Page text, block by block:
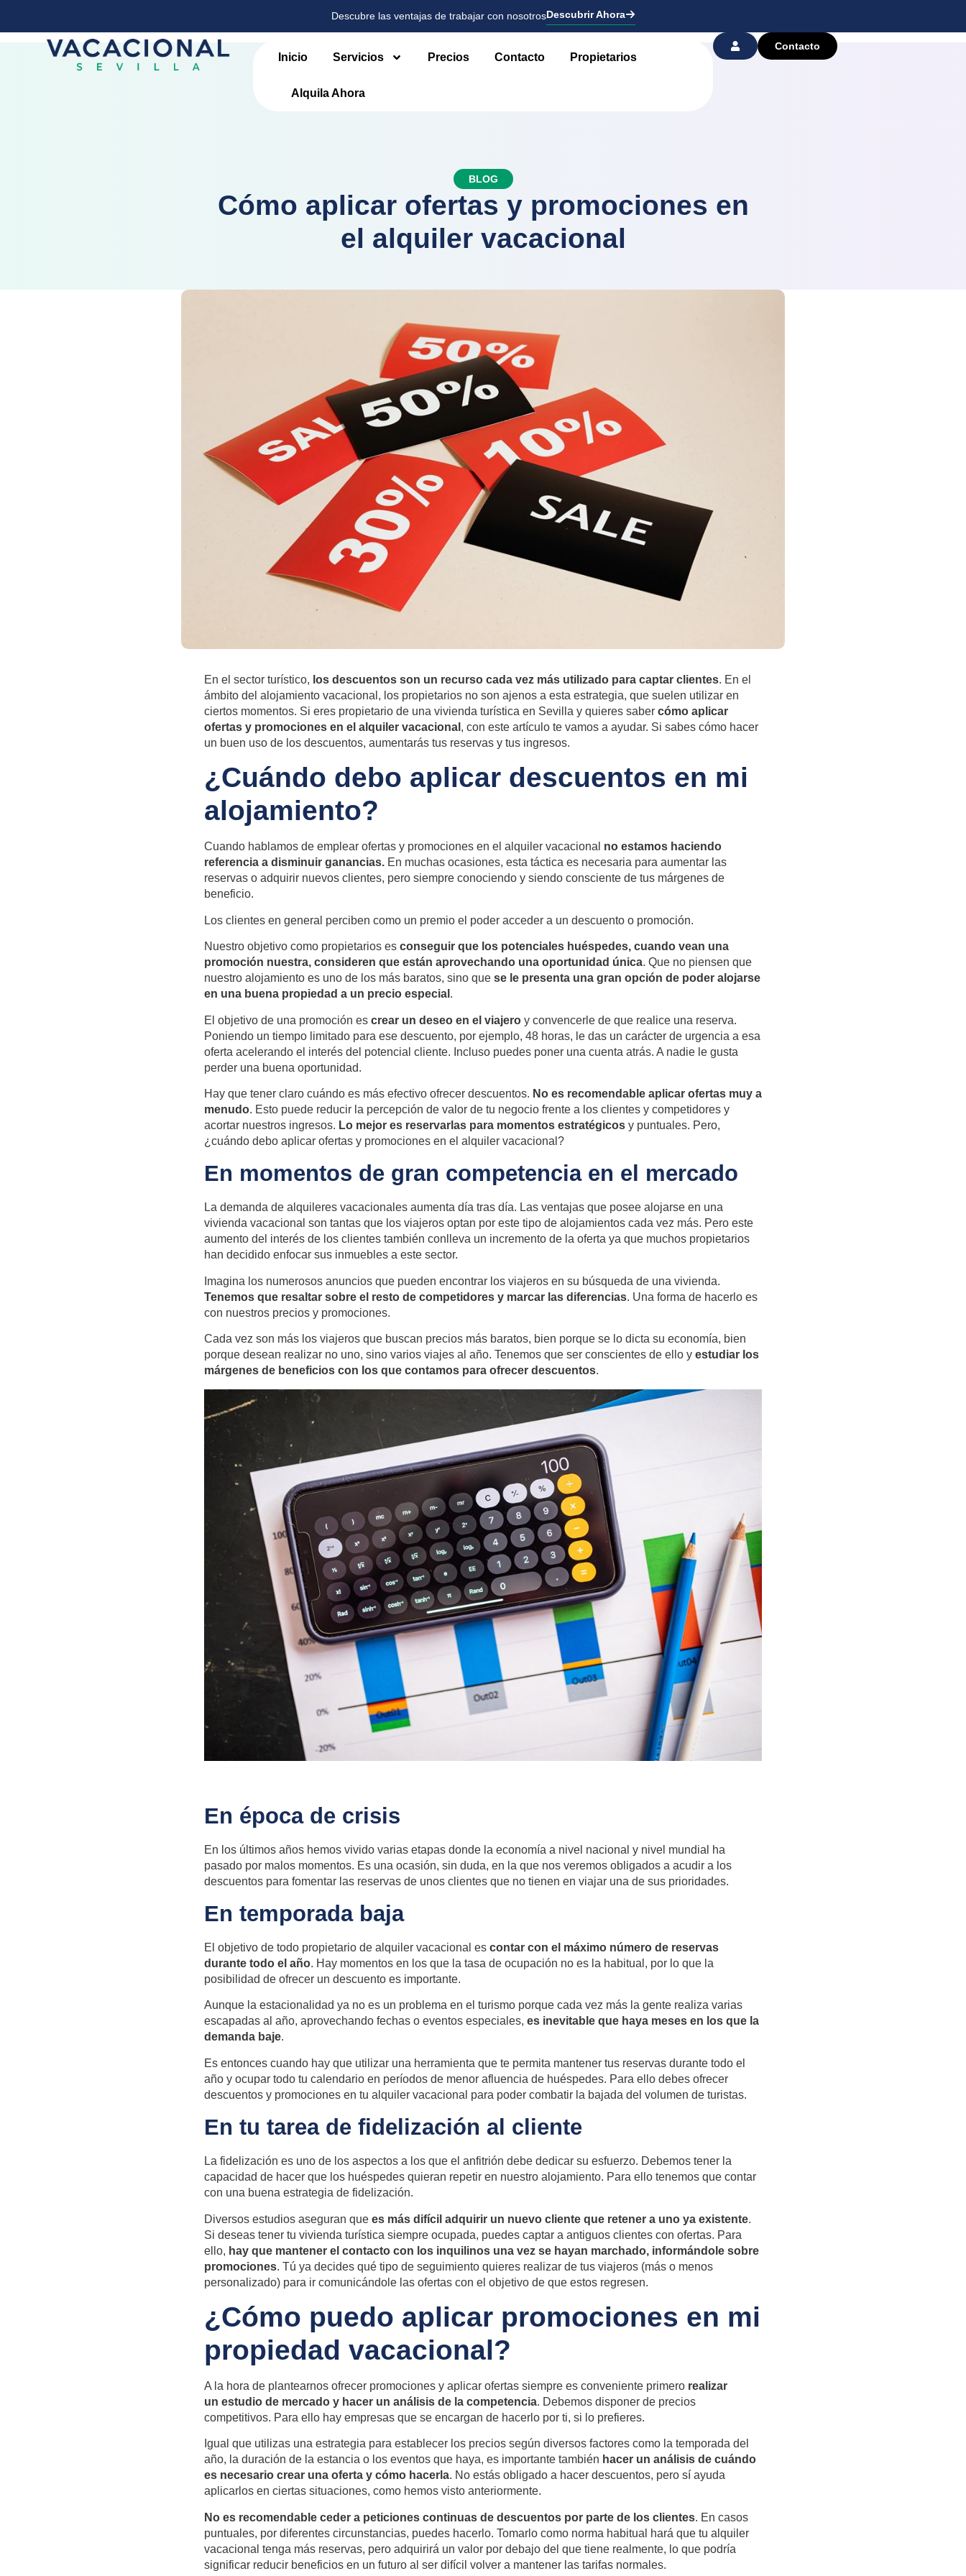
Descubre las ventajas de trabajar con nosotrosDescubrir Ahora
Inicio Servicios Precios Contacto Propietarios
Alquila Ahora
Contacto
BLOG
Cómo aplicar ofertas y promociones en
el alquiler vacacional
En el sector turístico, los descuentos son un recurso cada vez más utilizado para captar clientes. En el
ámbito del alojamiento vacacional, los propietarios no son ajenos a esta estrategia, que suelen utilizar en
ciertos momentos. Si eres propietario de una vivienda turística en Sevilla y quieres saber cómo aplicar
ofertas y promociones en el alquiler vacacional , con este artículo te vamos a ayudar. Si sabes cómo hacer
un buen uso de los descuentos, aumentarás tus reservas y tus ingresos.
¿Cuándo debo aplicar descuentos en mi
alojamiento?
Cuando hablamos de emplear ofertas y promociones en el alquiler vacacional no estamos haciendo
referencia a disminuir ganancias. En muchas ocasiones, esta táctica es necesaria para aumentar las
reservas o adquirir nuevos clientes, pero siempre conociendo y siendo consciente de tus márgenes de
beneficio.
Los clientes en general perciben como un premio el poder acceder a un descuento o promoción.
Nuestro objetivo como propietarios es conseguir que los potenciales huéspedes, cuando vean una
promoción nuestra, consideren que están aprovechando una oportunidad única. Que no piensen que
nuestro alojamiento es uno de los más baratos, sino que se le presenta una gran opción de poder alojarse
en una buena propiedad a un precio especial .
El objetivo de una promoción es crear un deseo en el viajero y convencerle de que realice una reserva.
Poniendo un tiempo limitado para ese descuento, por ejemplo, 48 horas, le das un carácter de urgencia a esa
oferta acelerando el interés del potencial cliente. Incluso puedes poner una cuenta atrás. A nadie le gusta
perder una buena oportunidad.
Hay que tener claro cuándo es más efectivo ofrecer descuentos. No es recomendable aplicar ofertas muy a
menudo. Esto puede reducir la percepción de valor de tu negocio frente a los clientes y competidores y
acortar nuestros ingresos. Lo mejor es reservarlas para momentos estratégicos y puntuales. Pero,
¿cuándo debo aplicar ofertas y promociones en el alquiler vacacional?
En momentos de gran competencia en el mercado
La demanda de alquileres vacacionales aumenta día tras día. Las ventajas que posee alojarse en una
vivienda vacacional son tantas que los viajeros optan por este tipo de alojamientos cada vez más. Pero este
aumento del interés de los clientes también conlleva un incremento de la oferta ya que muchos propietarios
han decidido enfocar sus inmuebles a este sector.
Imagina los numerosos anuncios que pueden encontrar los viajeros en su búsqueda de una vivienda.
Tenemos que resaltar sobre el resto de competidores y marcar las diferencias. Una forma de hacerlo es
con nuestros precios y promociones.
Cada vez son más los viajeros que buscan precios más baratos, bien porque se lo dicta su economía, bien
porque desean realizar no uno, sino varios viajes al año. Tenemos que ser conscientes de ello y estudiar los
márgenes de beneficios con los que contamos para ofrecer descuentos.
En época de crisis
En los últimos años hemos vivido varias etapas donde la economía a nivel nacional y nivel mundial ha
pasado por malos momentos. Es una ocasión, sin duda, en la que nos veremos obligados a acudir a los
descuentos para fomentar las reservas de unos clientes que no tienen en viajar una de sus prioridades.
En temporada baja
El objetivo de todo propietario de alquiler vacacional es contar con el máximo número de reservas
durante todo el año. Hay momentos en los que la tasa de ocupación no es la habitual, por lo que la
posibilidad de ofrecer un descuento es importante.
Aunque la estacionalidad ya no es un problema en el turismo porque cada vez más la gente realiza varias
escapadas al año, aprovechando fechas o eventos especiales, es inevitable que haya meses en los que la
demanda baje.
Es entonces cuando hay que utilizar una herramienta que te permita mantener tus reservas durante todo el
año y ocupar todo tu calendario en períodos de menor afluencia de huéspedes. Para ello debes ofrecer
descuentos y promociones en tu alquiler vacacional para poder combatir la bajada del volumen de turistas.
En tu tarea de fidelización al cliente
La fidelización es uno de los aspectos a los que el anfitrión debe dedicar su esfuerzo. Debemos tener la
capacidad de hacer que los huéspedes quieran repetir en nuestro alojamiento. Para ello tenemos que contar
con una buena estrategia de fidelización.
Diversos estudios aseguran que es más difícil adquirir un nuevo cliente que retener a uno ya existente.
Si deseas tener tu vivienda turística siempre ocupada, puedes captar a antiguos clientes con ofertas. Para
ello, hay que mantener el contacto con los inquilinos una vez se hayan marchado, informándole sobre
promociones. Tú ya decides qué tipo de seguimiento quieres realizar de tus viajeros (más o menos
personalizado) para ir comunicándole las ofertas con el objetivo de que estos regresen.
¿Cómo puedo aplicar promociones en mi
propiedad vacacional?
A la hora de plantearnos ofrecer promociones y aplicar ofertas siempre es conveniente primero realizar
un estudio de mercado y hacer un análisis de la competencia. Debemos disponer de precios
competitivos. Para ello hay empresas que se encargan de hacerlo por ti, si lo prefieres.
Igual que utilizas una estrategia para establecer los precios según diversos factores como la temporada del
año, la duración de la estancia o los eventos que haya, es importante también hacer un análisis de cuándo
es necesario crear una oferta y cómo hacerla. No estás obligado a hacer descuentos, pero sí ayuda
aplicarlos en ciertas situaciones, como hemos visto anteriormente.
No es recomendable ceder a peticiones continuas de descuentos por parte de los clientes. En casos
puntuales, por diferentes circunstancias, puedes hacerlo. Tomarlo como norma habitual hará que tu alquiler
vacacional tenga más reservas, pero adquirirá un valor por debajo del que tiene realmente, lo que podría
significar reducir beneficios en un futuro al ser difícil volver a mantener las tarifas normales.